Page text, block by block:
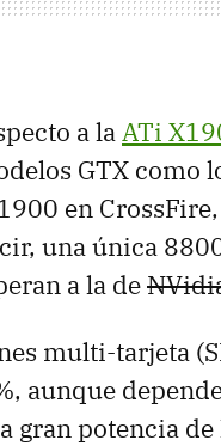
a laATi
GTX como
en
una única
a la de
multi-tarjeta
aunque
gran potencia de